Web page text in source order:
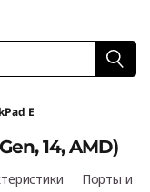
E
14, AMD)
Порты и